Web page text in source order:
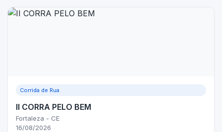
Corrida de Rua
II CORRA PELO BEM
Fortaleza - CE
16/08/2026